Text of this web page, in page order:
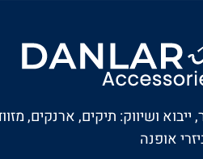
ייבוא ושיווק: תיקים, ארנקים,
אופנה